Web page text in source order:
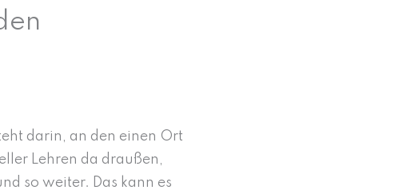
darin, an den einen Ort
Lehren da draußen,
so weiter. Das kann es